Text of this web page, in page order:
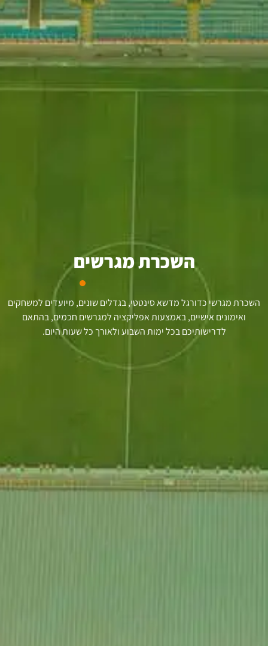
השכרת מגרשים
השכרת מגרשי כדורגל מדשא סינטטי, בגדלים שונים, מיועדים למשחקים
ואימונים אישיים, באמצעות אפליקציה למגרשים חכמים, בהתאם
לדרישותיכם בכל ימות השבוע ולאורך כל שעות היום.